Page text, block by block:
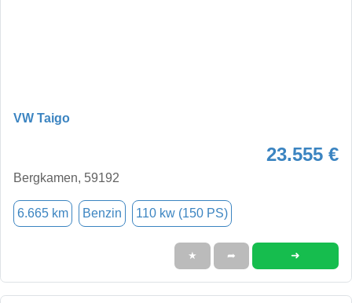
VW Taigo
23.555 €
Bergkamen, 59192
6.665 km Benzin 110 kw (150 PS)
★ ➦ ➜